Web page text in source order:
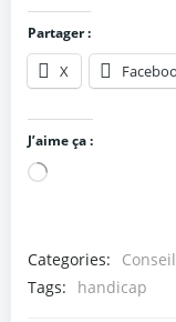
Partager :
X
J’aime ça :
Chargement…
Categories:
Tags:
handicap